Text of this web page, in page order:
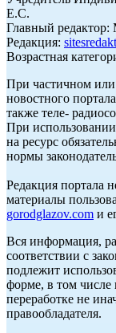
Е.С.
Главный
Редакция:
Возрастная
При частичном или
новостного портала
также теле-
При
на ресурс
нормы
Редакция портала
материалы
gorodglazov.com и
Вся информация,
соответствии с
подлежит
форме, в том числе
переработке не
правообладателя.